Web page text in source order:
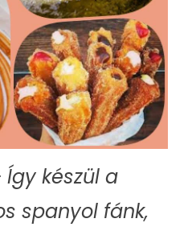
készül a
spanyol fánk,